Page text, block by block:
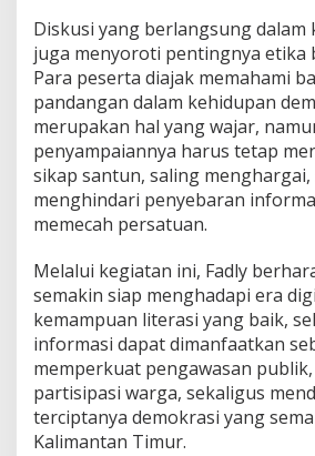
Diskusi yang berlangsung
juga menyoroti pentingnya etika
Para peserta diajak memahami
pandangan dalam kehidupan
merupakan hal yang wajar,
penyampaiannya harus tetap
sikap santun, saling menghargai,
menghindari penyebaran
memecah persatuan.
Melalui kegiatan ini, Fadly
semakin siap menghadapi era
kemampuan literasi yang baik,
informasi dapat dimanfaatkan
memperkuat pengawasan
partisipasi warga, sekaligus
terciptanya demokrasi yang
Kalimantan Timur.